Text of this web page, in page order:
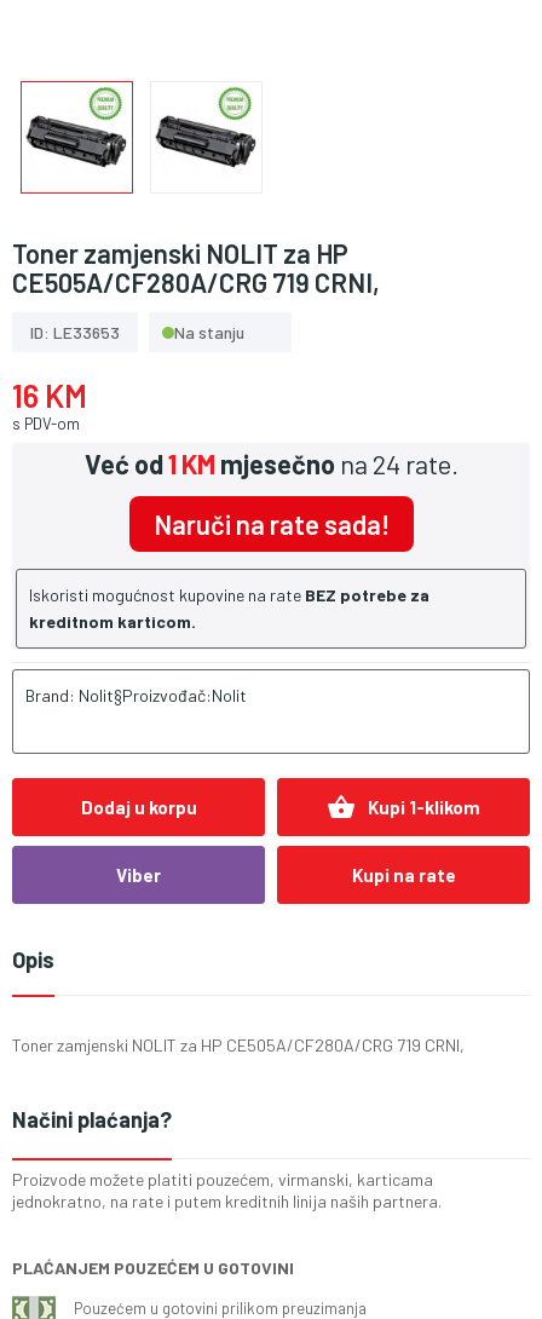
Toner zamjenski NOLIT za HP
CE505A/CF280A/CRG 719 CRNI,
ID: LE33653 Na stanju
16 KM
s PDV-om
Već od1 KM mjesečno na 24 rate.
Naruči na rate sada!
Iskoristi mogućnost kupovine na rate BEZ potrebe za
kreditnom karticom.
Brand: Nolit§Proizvođač:Nolit
Dodaj u korpu shopping_basket Kupi 1-klikom
Viber Kupi na rate
Opis
Toner zamjenski NOLIT za HP CE505A/CF280A/CRG 719 CRNI,
Načini plaćanja?
Proizvode možete platiti pouzećem, virmanski, karticama
jednokratno, na rate i putem kreditnih linija naših partnera.
PLAĆANJEM POUZEĆEM U GOTOVINI
Pouzećem u gotovini prilikom preuzimanja